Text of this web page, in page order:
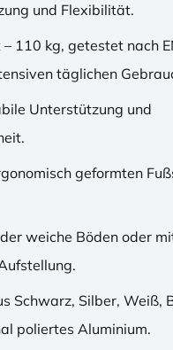
und Flexibilität.
110 kg, getestet nach
täglichen
Unterstützung und
geformten
weiche Böden oder
Schwarz, Silber, Weiß,
poliertes Aluminium.